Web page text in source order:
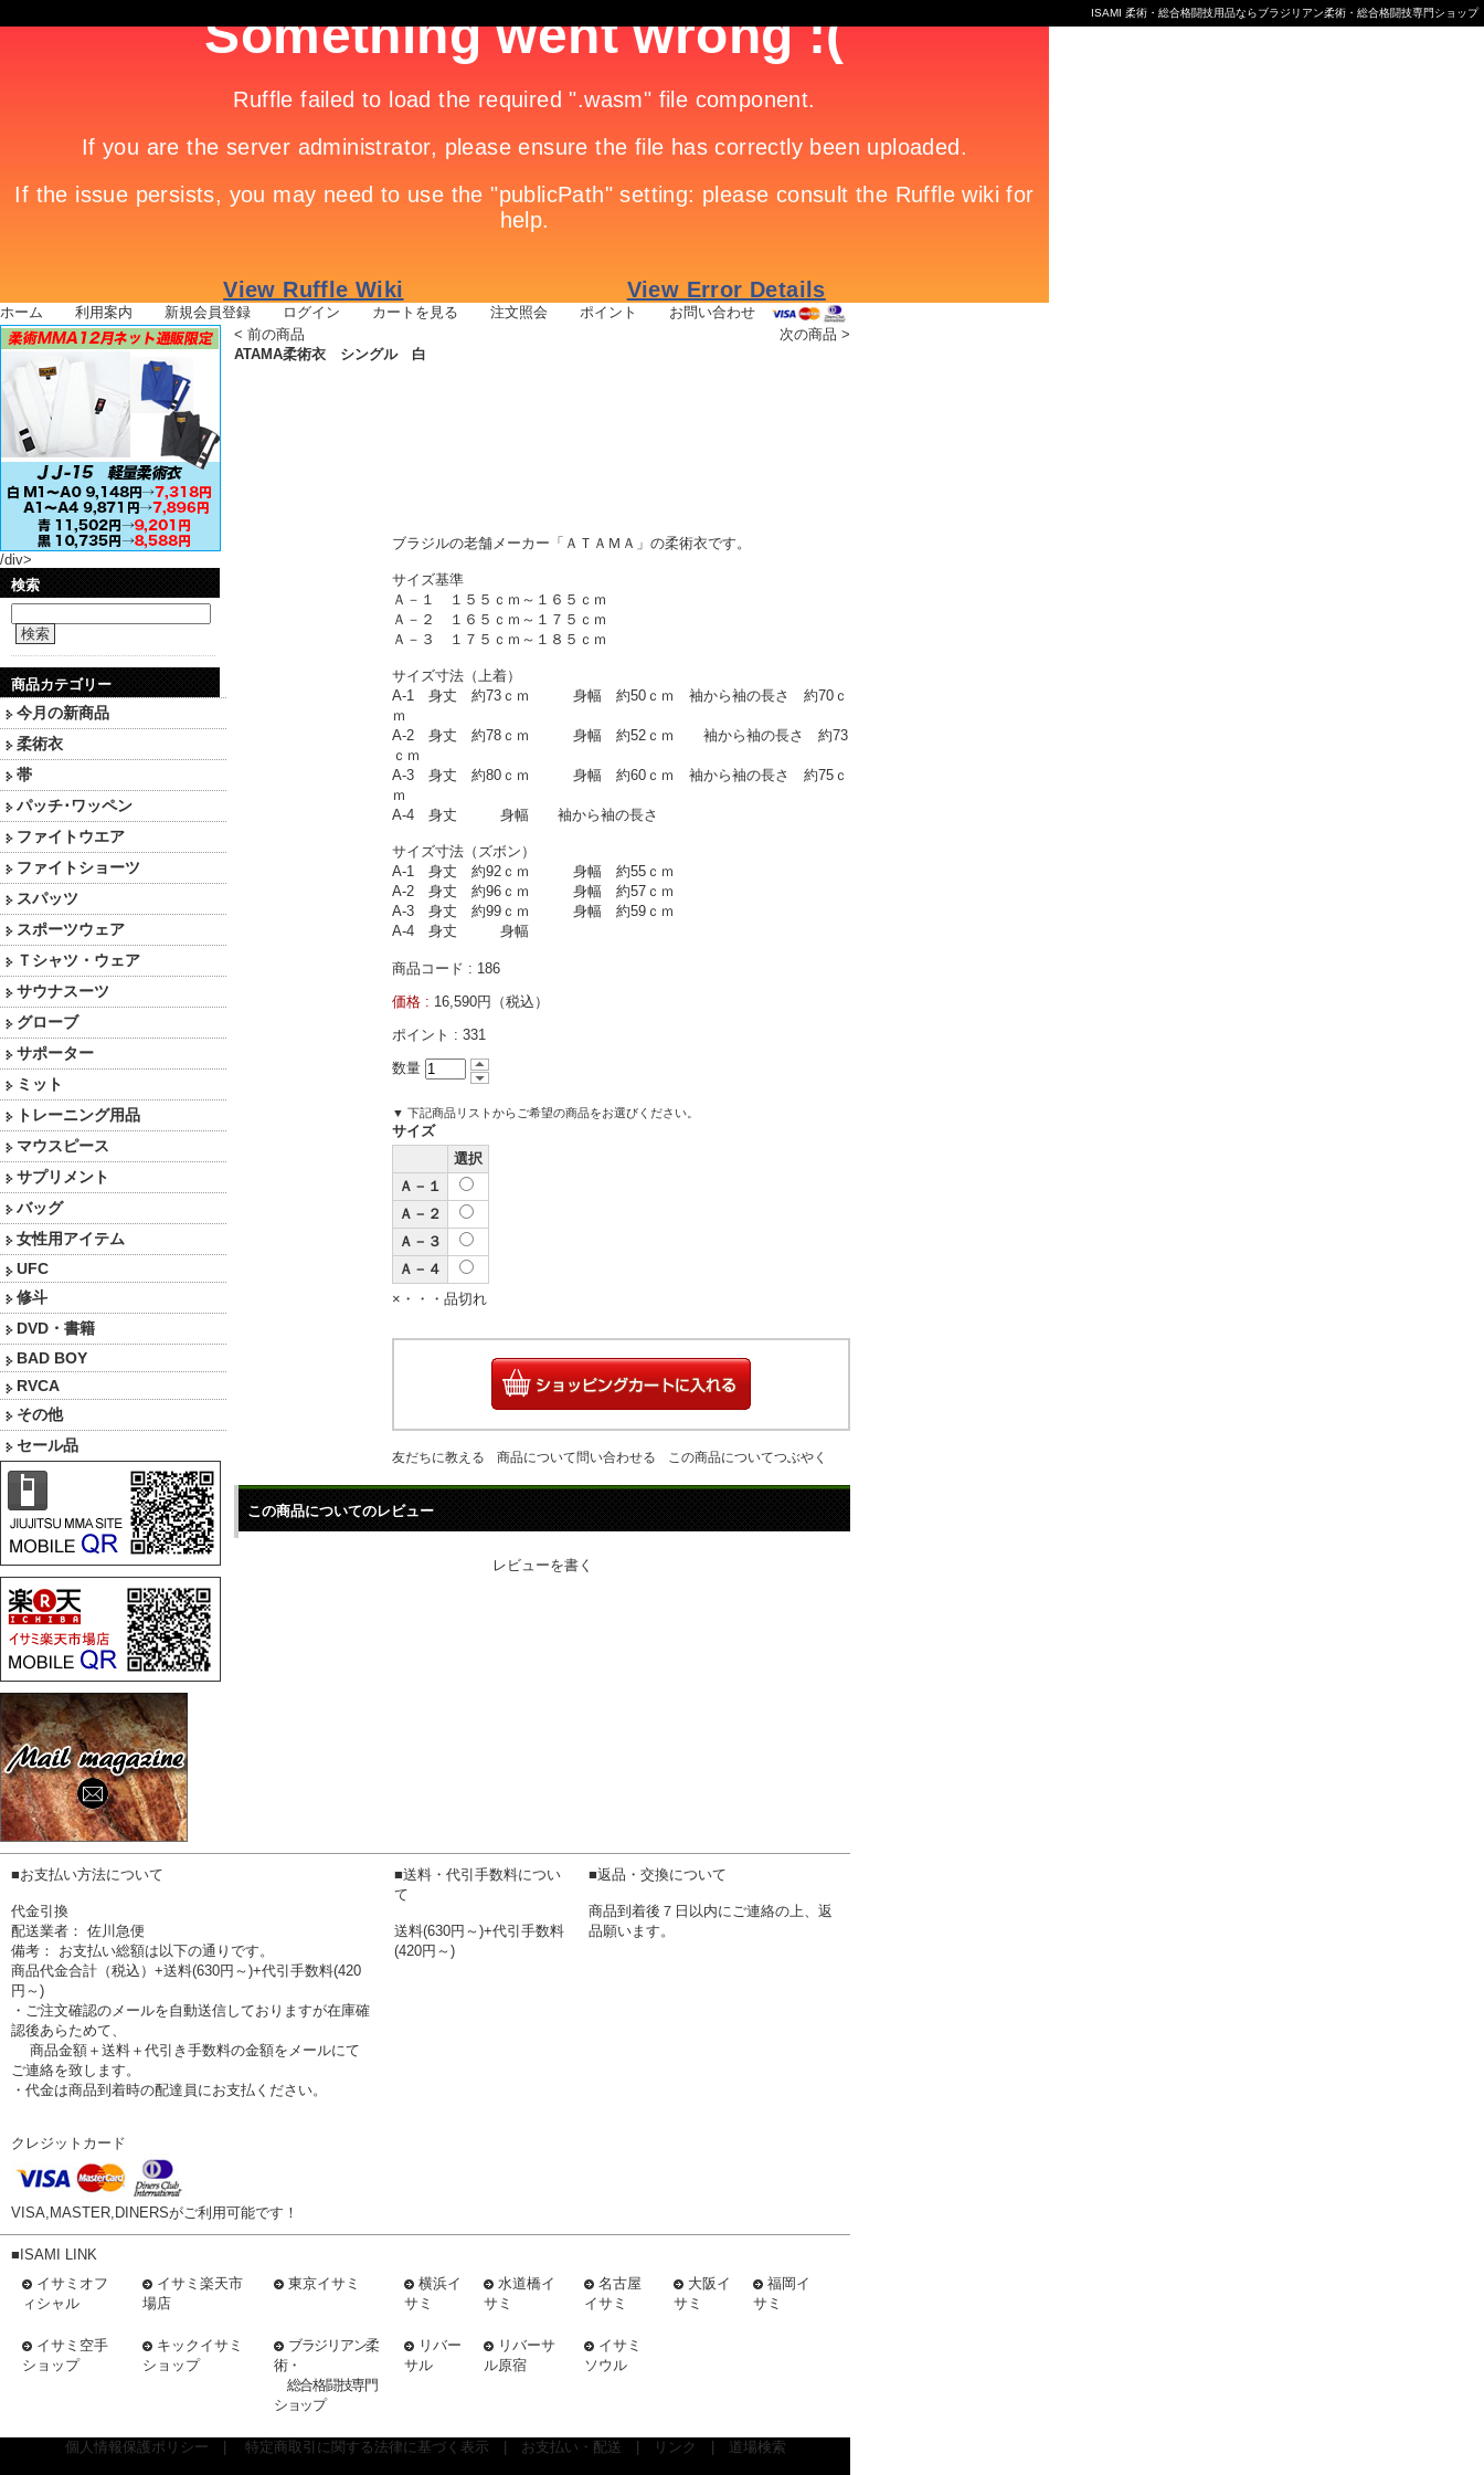
ISAMI 柔術・総合格闘技用品ならブラジリアン柔術・総合格闘技専門ショップ
ホーム 利用案内 新規会員登録 ログイン カートを見る 注文照会 ポイント お問い合わせ
/div>
検索
検索
商品カテゴリー
今月の新商品
柔術衣
帯
パッチ･ワッペン
ファイトウエア
ファイトショーツ
スパッツ
スポーツウェア
Ｔシャツ・ウェア
サウナスーツ
グローブ
サポーター
ミット
トレーニング用品
マウスピース
サプリメント
バッグ
女性用アイテム
UFC
修斗
DVD・書籍
BAD BOY
RVCA
その他
セール品
< 前の商品 次の商品 >
ATAMA柔術衣 シングル 白
ブラジルの老舗メーカー「ＡＴＡＭＡ」の柔術衣です。
サイズ基準
Ａ－１ １５５ｃｍ～１６５ｃｍ
Ａ－２ １６５ｃｍ～１７５ｃｍ
Ａ－３ １７５ｃｍ～１８５ｃｍ
サイズ寸法（上着）
A-1 身丈 約73ｃｍ 身幅 約50ｃｍ 袖から袖の長さ 約70ｃ
ｍ
A-2 身丈 約78ｃｍ 身幅 約52ｃｍ 袖から袖の長さ 約73
ｃｍ
A-3 身丈 約80ｃｍ 身幅 約60ｃｍ 袖から袖の長さ 約75ｃ
ｍ
A-4 身丈 身幅 袖から袖の長さ
サイズ寸法（ズボン）
A-1 身丈 約92ｃｍ 身幅 約55ｃｍ
A-2 身丈 約96ｃｍ 身幅 約57ｃｍ
A-3 身丈 約99ｃｍ 身幅 約59ｃｍ
A-4 身丈 身幅
商品コード : 186
価格 : 16,590円（税込）
ポイント : 331
数量
▼ 下記商品リストからご希望の商品をお選びください。
サイズ
選択
Ａ－１
Ａ－２
Ａ－３
Ａ－４
×・・・品切れ
友だちに教える 商品について問い合わせる この商品についてつぶやく
この商品についてのレビュー
レビューを書く
■お支払い方法について
代金引換
配送業者： 佐川急便
備考： お支払い総額は以下の通りです。
商品代金合計（税込）+送料(630円～)+代引手数料(420
円～)
・ご注文確認のメールを自動送信しておりますが在庫確
認後あらためて、
商品金額＋送料＋代引き手数料の金額をメールにて
ご連絡を致します。
・代金は商品到着時の配達員にお支払ください。
クレジットカード
VISA,MASTER,DINERSがご利用可能です！
■送料・代引手数料につい
て
送料(630円～)+代引手数料
(420円～)
■返品・交換について
商品到着後７日以内にご連絡の上、返
品願います。
■ISAMI LINK
イサミオフ
ィシャル
イサミ楽天市
場店
東京イサミ
横浜イ
サミ
水道橋イ
サミ
名古屋
イサミ
大阪イ
サミ
福岡イ
サミ
イサミ空手
ショップ
キックイサミ
ショップ
ブラジリアン柔
術・
総合格闘技専門
ショップ
リバー
サル
リバーサ
ル原宿
イサミ
ソウル
個人情報保護ポリシー 特定商取引に関する法律に基づく表示 お支払い・配送 リンク 道場検索